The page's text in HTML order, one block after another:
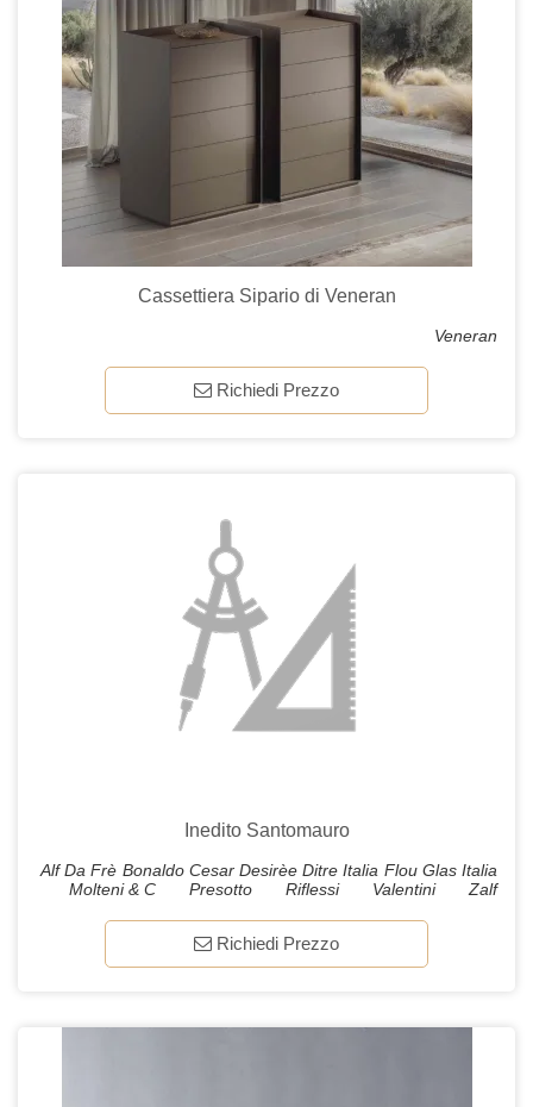
Cassettiera Sipario di Veneran
Veneran
Richiedi Prezzo
Inedito Santomauro
Alf Da Frè Bonaldo Cesar Desirèe Ditre Italia Flou Glas Italia
Molteni & C
Presotto Riflessi Valentini Zalf
Richiedi Prezzo